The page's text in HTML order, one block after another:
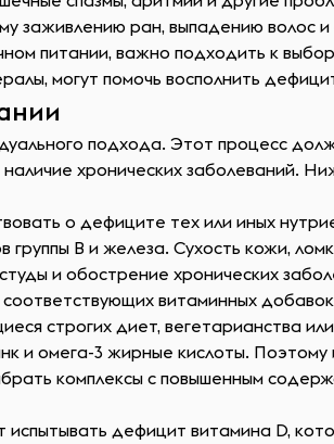
заживлению ран, выпадению волос
питании, важно подходить к
могут помочь восполнить
подхода. Этот процесс
хронических заболеваний.
о дефиците тех или иных
B и железа. Сухость кожи,
и обострение хронических
витаминных
строгих диет, вегетарианства
и омега-3 жирные кислоты.
комплексы с повышенным
дефицит витамина D,